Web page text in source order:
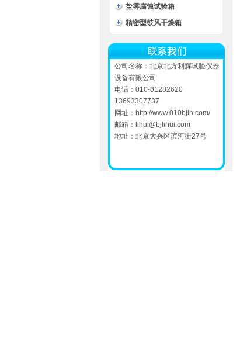
盐雾腐蚀试验箱
精密型鼓风干燥箱
公司名称：北京北方利辉试验仪器
设备有限公司
电话：010-81282620
13693307737
网址： http://www.010bjlh.com/
邮箱： lihui@bjlihui.com
地址：北京大兴区滨河街27号